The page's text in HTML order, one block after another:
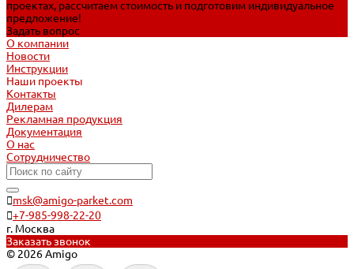
проектах, рассчитаем стоимость и подготовим индивидуальное
предложение!
Задать вопрос
О компании
Новости
Инструкции
Наши проекты
Контакты
Дилерам
Рекламная продукция
Документация
О нас
Сотрудничество
msk@amigo-parket.com
+7-985-998-22-20
г. Москва
Заказать звонок
© 2026 Amigo